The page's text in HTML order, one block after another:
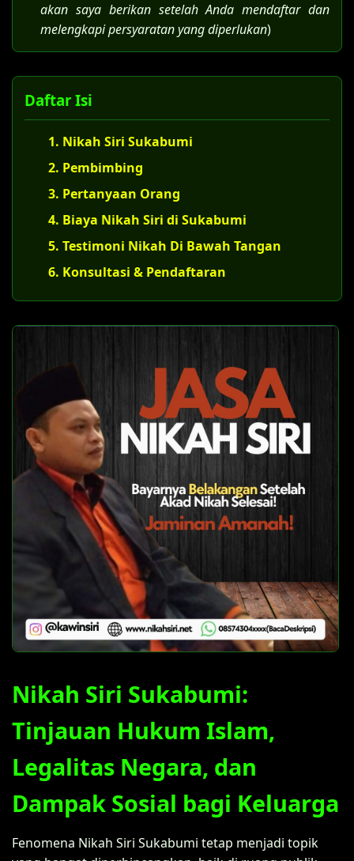
akan saya berikan setelah Anda mendaftar dan
melengkapi persyaratan yang diperlukan)
Daftar Isi
1. Nikah Siri Sukabumi
2. Pembimbing
3. Pertanyaan Orang
4. Biaya Nikah Siri di Sukabumi
5. Testimoni Nikah Di Bawah Tangan
6. Konsultasi & Pendaftaran
Nikah Siri Sukabumi:
Tinjauan Hukum Islam,
Legalitas Negara, dan
Dampak Sosial bagi Keluarga
Fenomena Nikah Siri Sukabumi tetap menjadi topik